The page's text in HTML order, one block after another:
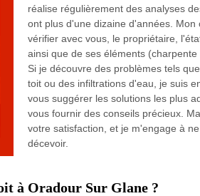
réalise régulièrement des analyses
ont plus d'une dizaine d'années. Mon
vérifier avec vous, le propriétaire,
ainsi que de ses éléments (charpente
Si je découvre des problèmes tels
toit ou des infiltrations d'eau, je suis
vous suggérer les solutions les plus
vous fournir des conseils précieux.
votre satisfaction, et je m'engage à
décevoir.
à Oradour Sur Glane ?